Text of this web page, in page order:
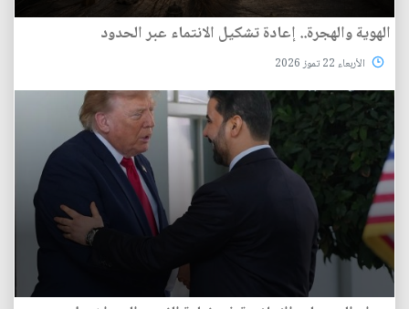
الهوية والهجرة.. إعادة تشكيل الانتماء عبر الحدود
الأربعاء 22 تموز 2026